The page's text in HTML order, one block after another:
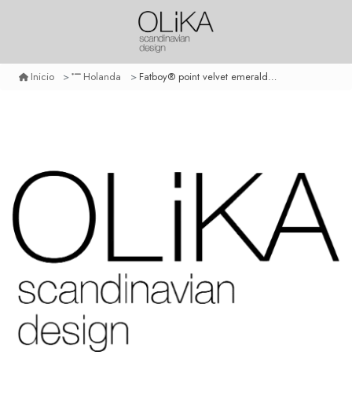
Inicio Holanda Fatboy® point velvet emerald green